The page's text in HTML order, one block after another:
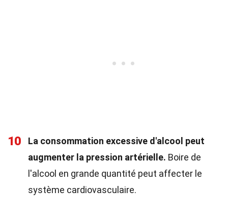
10
La consommation excessive d'alcool peut
augmenter la pression artérielle. Boire de
l'alcool en grande quantité peut affecter le
système cardiovasculaire.